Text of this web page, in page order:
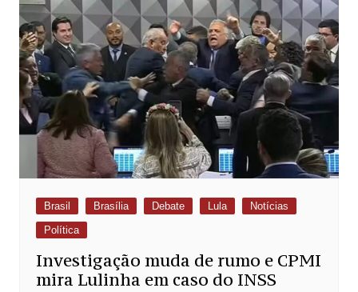
Brasil Brasília Debate Lula
Notícias
Política
Investigação muda de rumo e CPMI
mira Lulinha em caso do INSS